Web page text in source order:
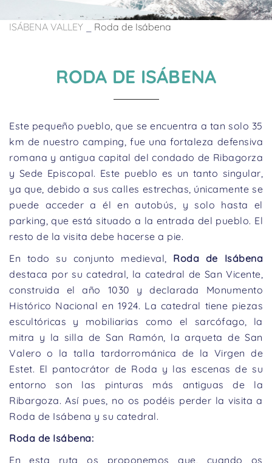
ISÁBENA VALLEY Roda de Isábena
RODA DE ISÁBENA
Este pequeño pueblo, que se encuentra a tan solo 35
km de nuestro camping, fue una fortaleza defensiva
romana y antigua capital del condado de Ribagorza
y Sede Episcopal. Este pueblo es un tanto singular,
ya que, debido a sus calles estrechas, únicamente se
puede acceder a él en autobús, y solo hasta el
parking, que está situado a la entrada del pueblo. El
resto de la visita debe hacerse a pie.
En todo su conjunto medieval, Roda de Isábena
destaca por su catedral, la catedral de San Vicente,
construida el año 1030 y declarada Monumento
Histórico Nacional en 1924. La catedral tiene piezas
escultóricas y mobiliarias como el sarcófago, la
mitra y la silla de San Ramón, la arqueta de San
Valero o la talla tardorrománica de la Virgen de
Estet. El pantocrátor de Roda y las escenas de su
entorno son las pinturas más antiguas de la
Ribargoza. Así pues, no os podéis perder la visita a
Roda de Isábena y su catedral.
Roda de Isábena:
En esta ruta os proponemos que, cuando os